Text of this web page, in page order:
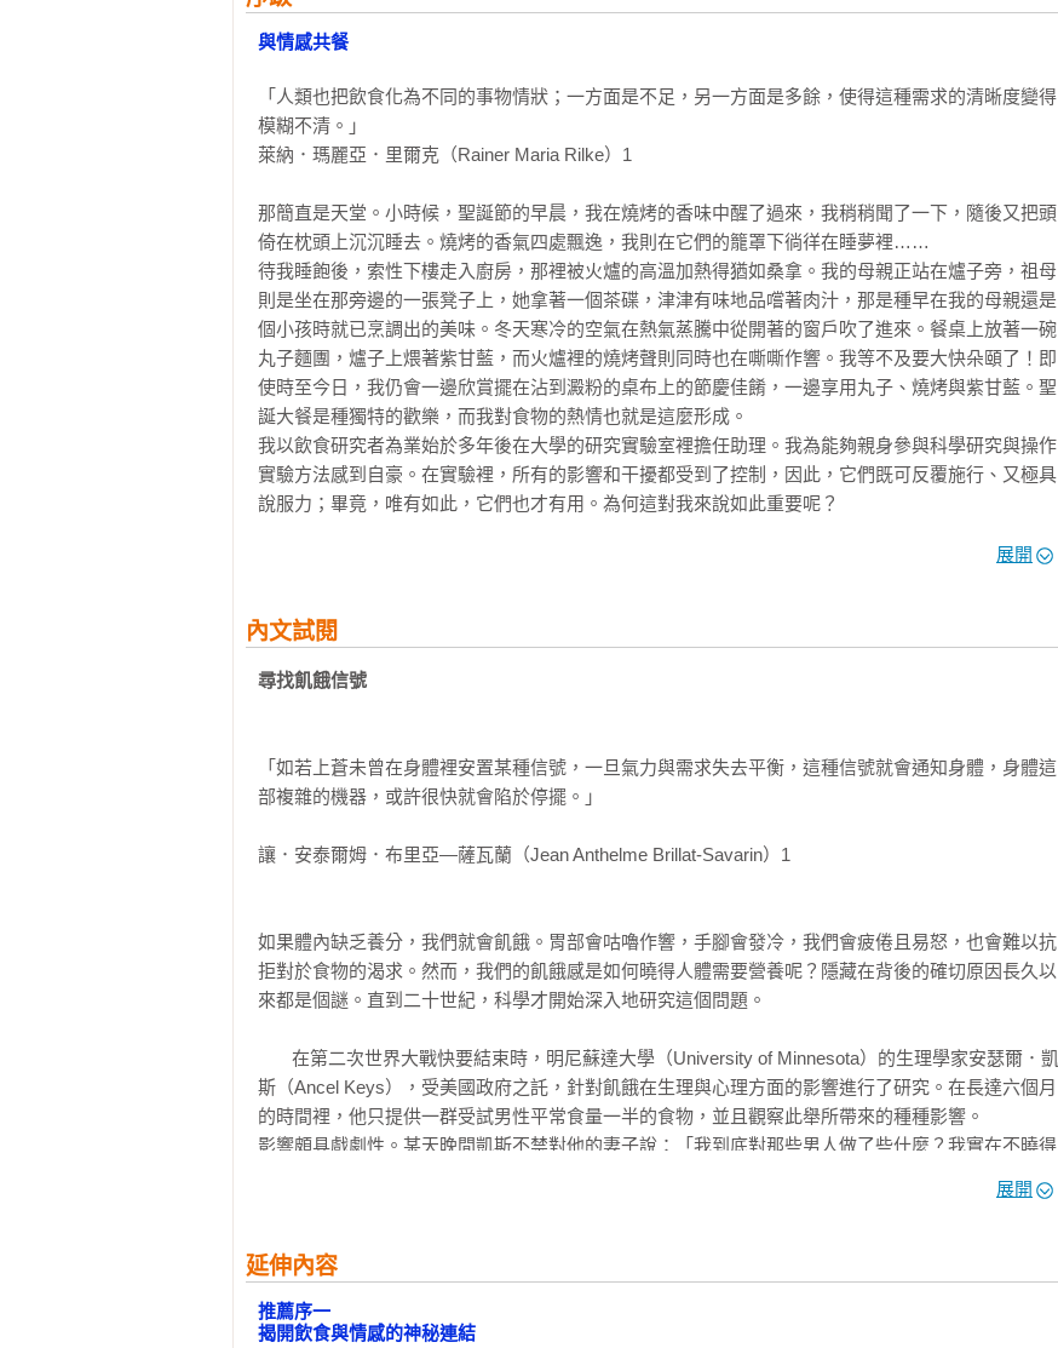
胖子決定要瘦下來才喜歡自己，獲知要先喜歡自己才會瘦，悲劇了。但在本書豐富知識翼護下，我們
可以有勇氣承認討厭自己，然後不計成敗地喜歡自己。
「要吃還不吃，其實是個大問題。本書以科學研究為基礎，一路帶著讀者揭開「你為何而吃？」背後
的謎團，從腦、激素到情緒，從正常、失常到異常，一起來探索關於「吃」——這門既實用又食用的
——蘇益賢 (臨床心理師)
「全面啟蒙，收穫與啟發性十足！」
——《今日心理學》（Psychologie Heute）
「不是傳統意義上的非虛構類書籍或指南，而是具有絕佳基礎的有趣閱讀。」
——  《今日營養雜誌 》（ Ernährung heute Magazin ）
「值得享受的心理學！」
——《 學習世界》（ Lernwelt）
摘自德國Amazon讀者留言，好評推薦：
——Marek
——Denise
——Samsunflower23
——Manfred Bonefeld
「有趣的指南！」
飲食情感及其控制功能
對鹽的渴望
讚嘆反感
我們是如何學會喜歡披薩、巧克力與蔬菜湯
飲食情感的創造
情緒一族
什麼是情緒？
為何我們會感受到情緒？
情感有哪些？
為何我們會感到噁心？
心情與體驗色調
情感通向飲食的途徑
強烈的情感如何改變食慾
陌生的自身情感
飲食的舒緩作用
飲食之樂如何驅除煩憂
記憶的力量
糖與自我控制
兩個臨床實例
基因與荷爾蒙讓我們成了情感飲食者嗎？
童年的經歷
情感飲食的形成
肥胖問題
創傷、貪婪與成癮
苗條的理想
厭食症與貪食症如何形成？
進食障礙的情感世界
與情感共餐
「人類也把飲食化為不同的事物情狀；一方面是不足，另一方面是多餘，使得這種需求的清晰度變得
模糊不清。」
萊納．瑪麗亞．里爾克（Rainer Maria Rilke）1
那簡直是天堂。小時候，聖誕節的早晨，我在燒烤的香味中醒了過來，我稍稍聞了一下，隨後又把頭
倚在枕頭上沉沉睡去。燒烤的香氣四處飄逸，我則在它們的籠罩下徜徉在睡夢裡……
待我睡飽後，索性下樓走入廚房，那裡被火爐的高溫加熱得猶如桑拿。我的母親正站在爐子旁，祖母
則是坐在那旁邊的一張凳子上，她拿著一個茶碟，津津有味地品嚐著肉汁，那是種早在我的母親還是
個小孩時就已烹調出的美味。冬天寒冷的空氣在熱氣蒸騰中從開著的窗戶吹了進來。餐桌上放著一碗
丸子麵團，爐子上煨著紫甘藍，而火爐裡的燒烤聲則同時也在嘶嘶作響。我等不及要大快朵頤了！即
使時至今日，我仍會一邊欣賞擺在沾到澱粉的桌布上的節慶佳餚，一邊享用丸子、燒烤與紫甘藍。聖
誕大餐是種獨特的歡樂，而我對食物的熱情也就是這麼形成。
我以飲食研究者為業始於多年後在大學的研究實驗室裡擔任助理。我為能夠親身參與科學研究與操作
實驗方法感到自豪。在實驗裡，所有的影響和干擾都受到了控制，因此，它們既可反覆施行、又極具
說服力；畢竟，唯有如此，它們也才有用。為何這對我來說如此重要呢？
以認識促進或抑制飲食行為的種種激素（荷爾蒙）與代謝過程。飲食研究者在脂肪組織與小腸壁中發
孩提時的聖誕大餐所帶來的歡愉，或是關於當巧克力在我們的嘴裡融化時在我們的心中所激起的快
樂，他們能告訴我們些什麼呢？
大學的圖書館就在我當時工作的實驗室附近，那是一棟用紅砂岩蓋成的巴洛克式建築，頂層是閱覽
材，另外還有透過小窗能俯瞰到的城市與河流。
有位戴著角框眼鏡、留著灰色鬢角的男士每天午後都會出現，他總會在那裡一連好幾個小時細心地鑽
發出了某種重要人物的光芒。他專心地閱讀著書本與書寫著筆記。而我則在一旁偷偷地等待著他的儀
小心翼翼地打開它的包裝。接著他會把整片巧克力扳成一小塊一小塊，然後再次埋首於書本中。在他
閱讀與抄寫筆記時，他會一塊接一塊地把巧克力塞進自己的嘴裡，藉以讓自己的苦讀變得甜蜜。我總
會在一旁偷偷地觀察著他的這項舉動；這經常會導致我在回家的路上也給自己買塊巧克力。
於我們身上的反應。在動物實驗室中，研究人員會提供給受試的老鼠「標準食物」；那是一些褐色的
顆粒，其中含有各種營養成分，聞起來則有魚腥味。我曾問過自己，牠們是否會樂於吃點別的；於是
我索性就將一把糕點碎屑放到食物碗裡，那是之前休息喝咖啡時剩下的。老鼠們先聞了聞那些碎屑，
隨後便立刻興奮了起來。牠們盡己所能快速地全部吃完，吃得乾乾淨淨，一點也不剩。我很確定，就
見到、聞到或嚐到可以食用的東西，卻沒感受到至少一絲絲的情感，這種情況幾乎是不可能。這種情
也給我們現代人增添了許多的困難。當我們到了超市的結帳處站在擺著糖果的小貨架前，當我們走在
人行步道聞到了烤香腸、炸薯條或薄煎餅的味道，我們會在情緒上產生反應，然後我們就會難以抗
拒。或者，我們會去飲食，藉以讓壓力感更容易被忍受。在經過一場冗長且無趣的討論後，我們會去
展開
內文試閱
尋找飢餓信號
「如若上蒼未曾在身體裡安置某種信號，一旦氣力與需求失去平衡，這種信號就會通知身體，身體這
部複雜的機器，或許很快就會陷於停擺。」
讓．安泰爾姆．布里亞—薩瓦蘭（Jean Anthelme Brillat-Savarin）1
如果體內缺乏養分，我們就會飢餓。胃部會咕嚕作響，手腳會發冷，我們會疲倦且易怒，也會難以抗
拒對於食物的渴求。然而，我們的飢餓感是如何曉得人體需要營養呢？隱藏在背後的確切原因長久以
來都是個謎。直到二十世紀，科學才開始深入地研究這個問題。
斯（Ancel Keys），受美國政府之託，針對飢餓在生理與心理方面的影響進行了研究。在長達六個月
的時間裡，他只提供一群受試男性平常食量一半的食物，並且觀察此舉所帶來的種種影響。
影響頗具戲劇性。某天晚間凱斯不禁對他的妻子說：「我到底對那些男人做了些什麼？我實在不曉得
冷、嚴重掉髮。此外，他們對於噪音的反應極其敏感，而且無法集中注意力。伴隨著脂肪組織的融化
        其中一位受試者曾在他的日記中寫道：「我的骨頭、肌肉、胃和理智彷彿在它們對於飲食的渴望
己居然會迫不及待地想要看看有飲食畫面的電影場景。挨餓的人會用水稀釋他們微薄的食物，藉以使
展開
延伸內容
推薦序一
揭開飲食與情感的神秘連結